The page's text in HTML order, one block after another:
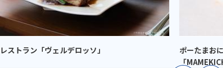
レストラン「ヴェルデロッソ」
ポーたまお
「